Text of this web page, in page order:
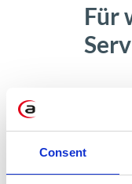
Consent
Für
Den